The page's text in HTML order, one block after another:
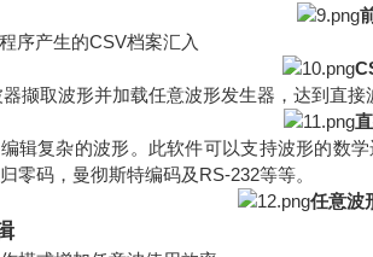
序产生的CSV档案汇入
撷取波形并加载任意波形发生器，达到直接
辑复杂的波形。此软件可以支持波形的数
零码，曼彻斯特编码及RS-232等等。
任意波